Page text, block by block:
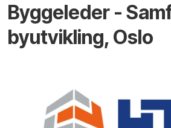
Byggeleder -
byutvikling, Oslo